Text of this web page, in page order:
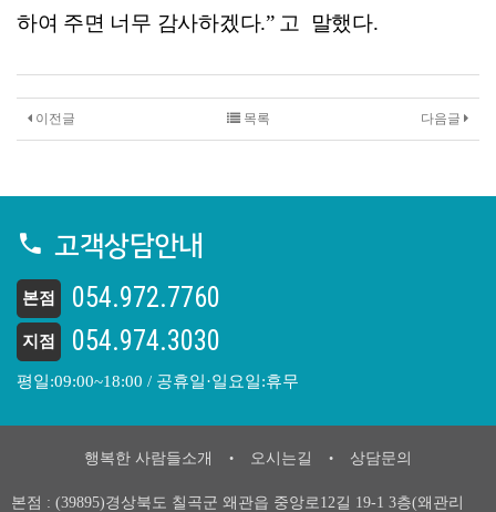
하여 주면 너무 감사하겠다.” 고 말했다.
이전글 다음글
목록
고객상담안내
본점 054.972.7760
지점 054.974.3030
평일:09:00~18:00 / 공휴일·일요일:휴무
행복한 사람들소개 • 오시는길 • 상담문의
본점 : (39895)경상북도 칠곡군 왜관읍 중앙로12길 19-1 3층(왜관리